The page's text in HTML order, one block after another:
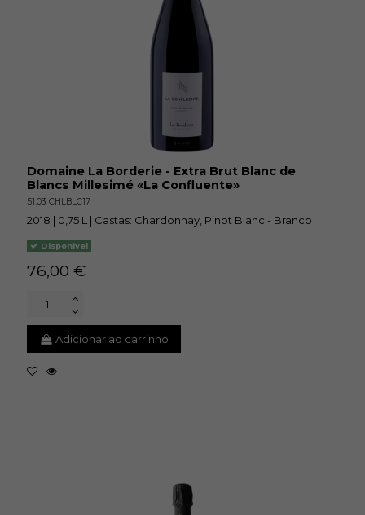
Domaine La Borderie - Extra Brut Blanc de
Blancs Millesimé «La Confluente»
51.03 CHLBLC17
2018 | 0,75 L | Castas: Chardonnay, Pinot Blanc - Branco
Disponivel
76,00 €
Adicionar ao carrinho